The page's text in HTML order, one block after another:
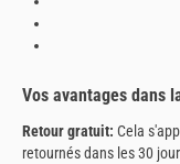
Vos avantages dans
Retour gratuit: Cela
retournés dans les 30